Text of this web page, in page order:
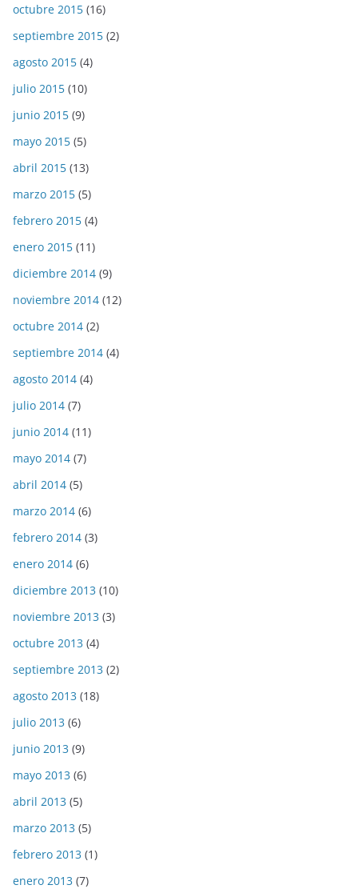
octubre 2015 (16)
septiembre 2015 (2)
agosto 2015 (4)
julio 2015 (10)
junio 2015 (9)
mayo 2015 (5)
abril 2015 (13)
marzo 2015 (5)
febrero 2015 (4)
enero 2015 (11)
diciembre 2014 (9)
noviembre 2014 (12)
octubre 2014 (2)
septiembre 2014 (4)
agosto 2014 (4)
julio 2014 (7)
junio 2014 (11)
mayo 2014 (7)
abril 2014 (5)
marzo 2014 (6)
febrero 2014 (3)
enero 2014 (6)
diciembre 2013 (10)
noviembre 2013 (3)
octubre 2013 (4)
septiembre 2013 (2)
agosto 2013 (18)
julio 2013 (6)
junio 2013 (9)
mayo 2013 (6)
abril 2013 (5)
marzo 2013 (5)
febrero 2013 (1)
enero 2013 (7)